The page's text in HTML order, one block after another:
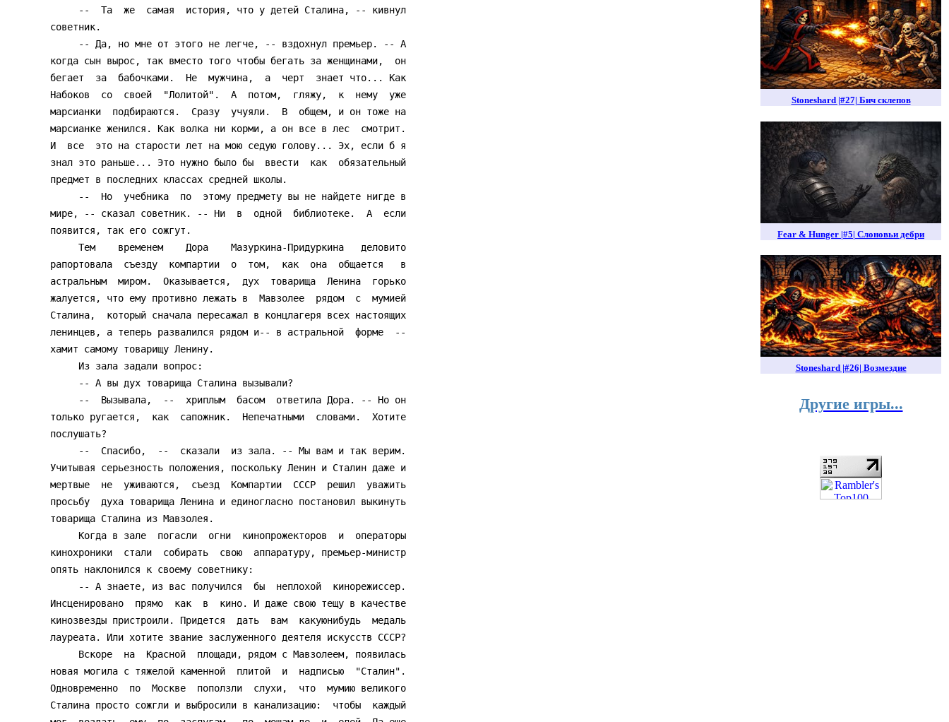
Stoneshard |#27| Бич склепов
Fear & Hunger |#5| Слоновьи дебри
Stoneshard |#26| Возмездие
Другие игры...